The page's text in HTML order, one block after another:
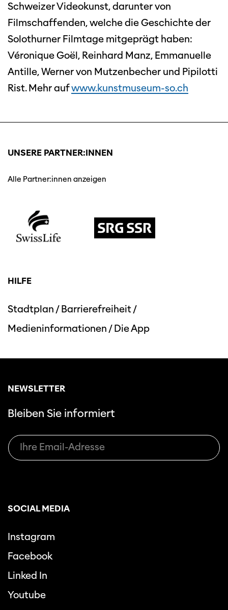
Schweizer Videokunst, darunter von
Filmschaffenden, welche die Geschichte der
Solothurner Filmtage mitgeprägt haben:
Véronique Goël, Reinhard Manz, Emmanuelle
Antille, Werner von Mutzenbecher und Pipilotti
Rist. Mehr aufwww.kunstmuseum-so.ch
UNSERE PARTNER:INNEN
Alle Partner:innen anzeigen
HILFE
Stadtplan /Barrierefreiheit/
Medieninformationen /Die App
NEWSLETTER
Bleiben Sie informiert
SOCIAL MEDIA
Instagram
Facebook
Linked In
Youtube